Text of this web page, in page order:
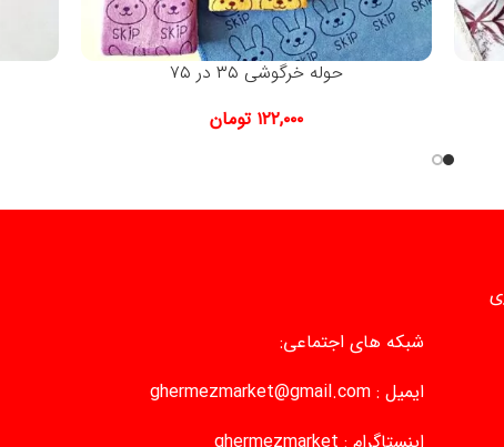
حوله خرگوشی ۳۵ در ۷۵
۱۲۲,۰۰۰ تومان
شبکه های اجتماعی:
ایمیل : ghermezmarket@gmail.com